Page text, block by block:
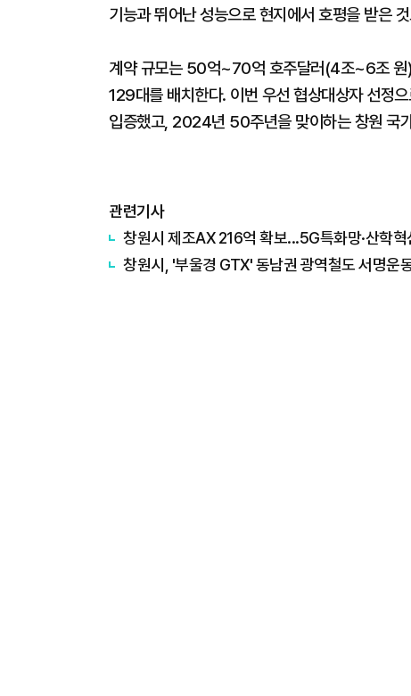
기능과 뛰어난 성능으로 현지에서 호평을 받은
계약 규모는 50억~70억 호주달러(4조~6조 원
129대를 배치한다. 이번 우선 협상대상자 선
입증했고, 2024년 50주년을 맞이하는 창원 국
관련기사
창원시 제조AX 216억 확보...5G특화망·산학혁
창원시, '부울경 GTX' 동남권 광역철도 서명운